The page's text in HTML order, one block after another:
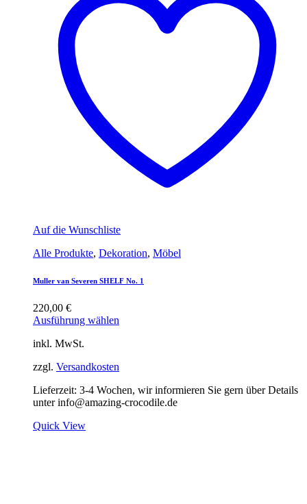
Auf die Wunschliste
Alle Produkte, Dekoration, Möbel
Muller van Severen SHELF No. 1
220,00 €
Ausführung wählen
inkl. MwSt.
zzgl. Versandkosten
Lieferzeit: 3-4 Wochen, wir informieren Sie gern über Details
unter info@amazing-crocodile.de
Quick View